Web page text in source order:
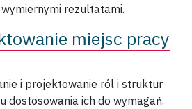
rezultatami.
miejsc pracy
i projektowanie ról i struktur
dostosowania ich do wymagań,